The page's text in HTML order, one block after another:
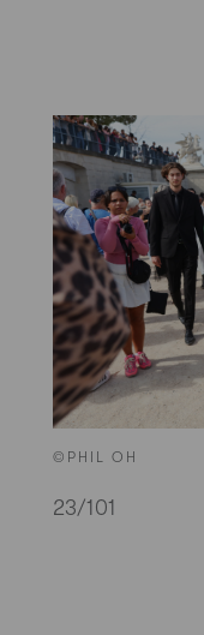
©PHIL OH
23/101